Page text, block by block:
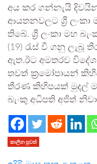
අය කර ගන්නැයි දිවයින
ආයතනවලට ශ්‍රී ලංකා
තිබේ. ශ්‍රී ලංකා මහ
(19) රැස් වී ගනු ලැබූ
ඇත.ඊට අමතරව
තවත් ක්‍රමෝපායන්
තීරණ කිහිපයක් මුදල්
බැංකු අධිපති අජිත්
කාලීන පුවත්